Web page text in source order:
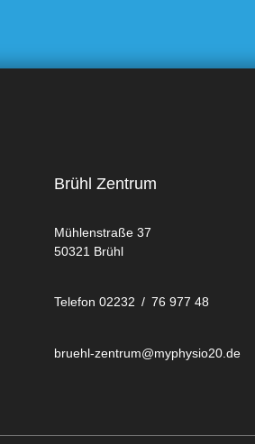
Brühl Zentrum
Mühlenstraße 37
50321 Brühl
Telefon 02232 / 76 977 48
bruehl-zentrum@myphysio20.de